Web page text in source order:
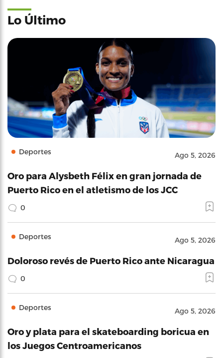
Lo Último
Deportes Ago 5, 2026
Oro para Alysbeth Félix en gran jornada de
Puerto Rico en el atletismo de los JCC
0
Deportes Ago 5, 2026
Doloroso revés de Puerto Rico ante Nicaragua
0
Deportes Ago 5, 2026
Oro y plata para el skateboarding boricua en
los Juegos Centroamericanos